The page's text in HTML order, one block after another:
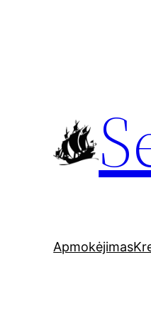
Apmokėjimas